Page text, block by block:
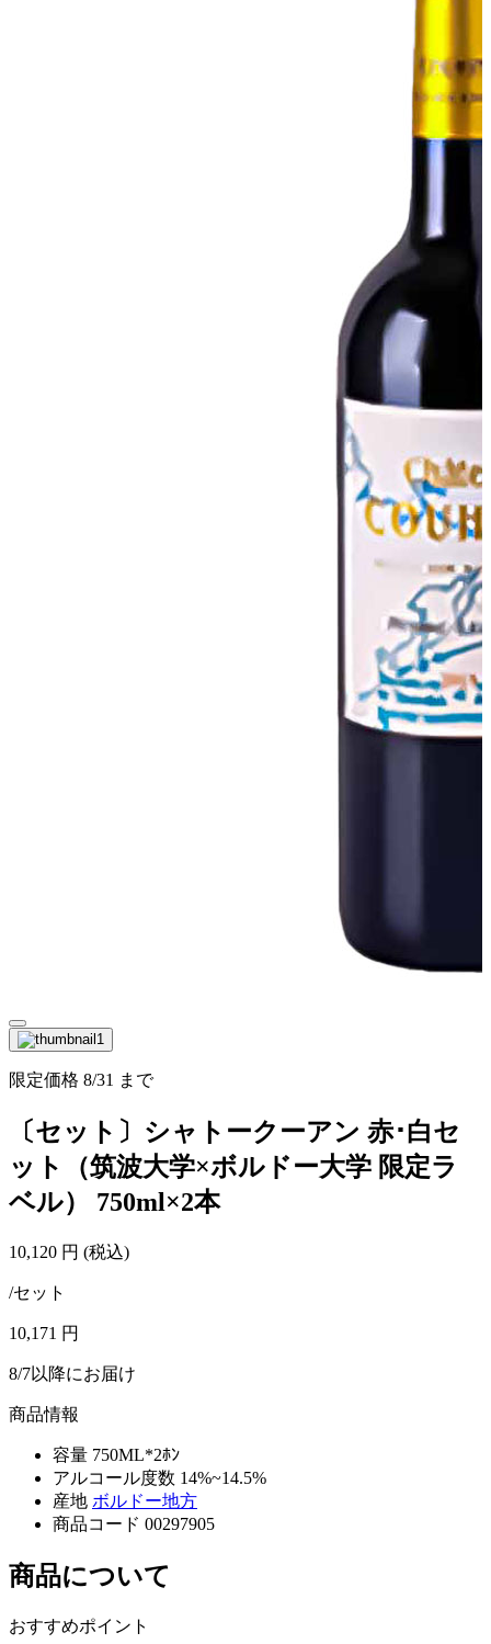
限定価格 8/31 まで
〔セット〕シャトークーアン 赤･白セ
ット（筑波大学×ボルドー大学 限定ラ
ベル） 750ml×2本
10,120 円 (税込)
/セット
10,171 円
8/7以降にお届け
商品情報
容量 750ML*2ﾎﾝ
アルコール度数 14%~14.5%
産地 ボルドー地方
商品コード 00297905
商品について
おすすめポイント